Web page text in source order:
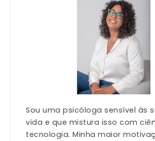
Sou uma psicóloga sensível às
vida e que mistura isso com
tecnologia. Minha maior